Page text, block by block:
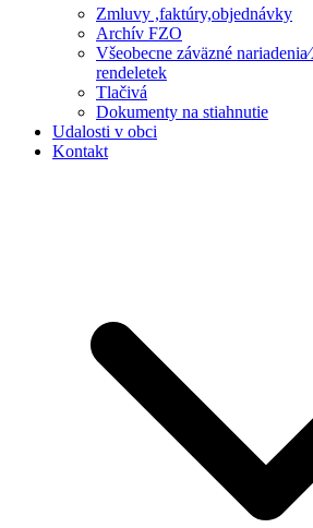
Zmluvy ,faktúry,objednávky
Archív FZO
Všeobecne záväzné
rendeletek
Tlačivá
Dokumenty na stiahnutie
Udalosti v obci
Kontakt